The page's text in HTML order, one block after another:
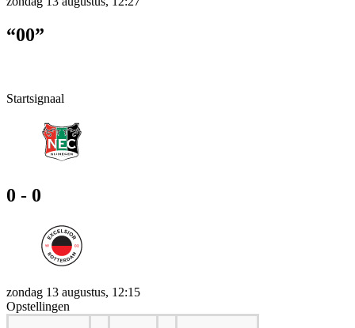
“00”
Startsignaal
0 - 0
zondag 13 augustus, 12:15
Opstellingen